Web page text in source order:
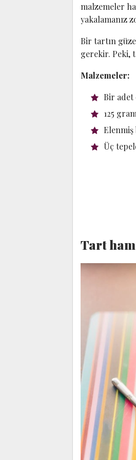
malzemeler
yakalamanız
Bir tartın
gerekir. Peki,
Malzemeler:
Bir adet
125
Elenmiş
Üç
Tart